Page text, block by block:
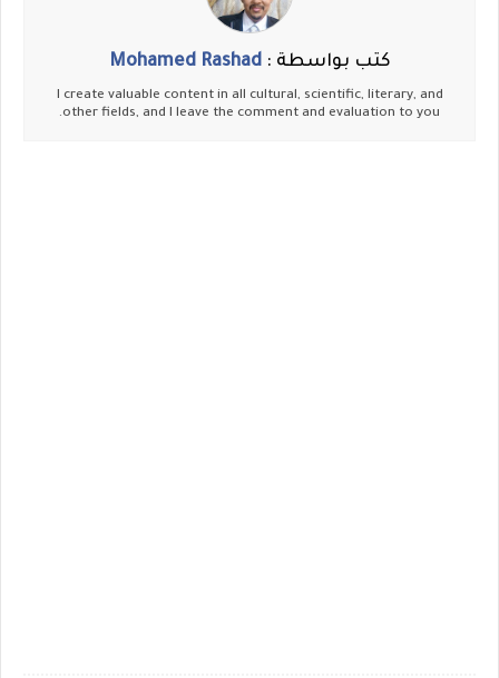
كتب بواسطة : Mohamed Rashad
I create valuable content in all cultural, scientific, literary, and
other fields, and I leave the comment and evaluation to you.